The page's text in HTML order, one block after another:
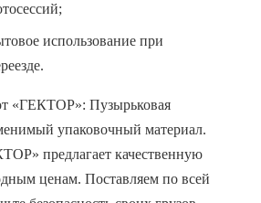
использование при
«ГЕКТОР»: Пузырьковая
упаковочный материал.
предлагает качественную
ценам. Поставляем по всей